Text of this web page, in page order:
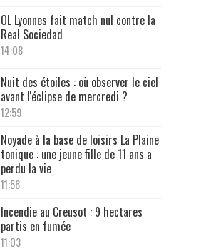
OL Lyonnes fait match nul contre la
Real Sociedad
14:08
Nuit des étoiles : où observer le ciel
avant l'éclipse de mercredi ?
12:59
Noyade à la base de loisirs La Plaine
tonique : une jeune fille de 11 ans a
perdu la vie
11:56
Incendie au Creusot : 9 hectares
partis en fumée
11:03